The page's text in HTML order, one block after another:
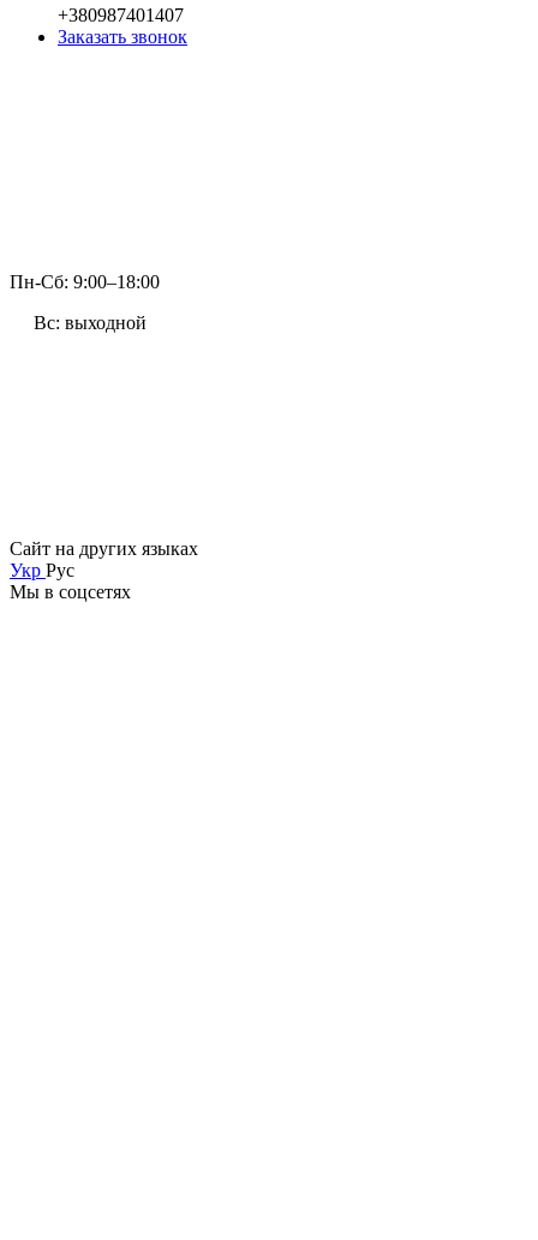
+380987401407
Заказать звонок
Пн-Сб: 9:00–18:00
Вс: выходной
Сайт на других языках
Укр Рус
Мы в соцсетях